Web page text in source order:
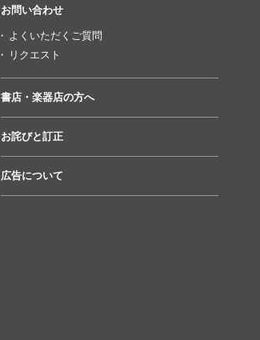
お問い合わせ
よくいただくご質問
リクエスト
書店・楽器店の方へ
お詫びと訂正
広告について